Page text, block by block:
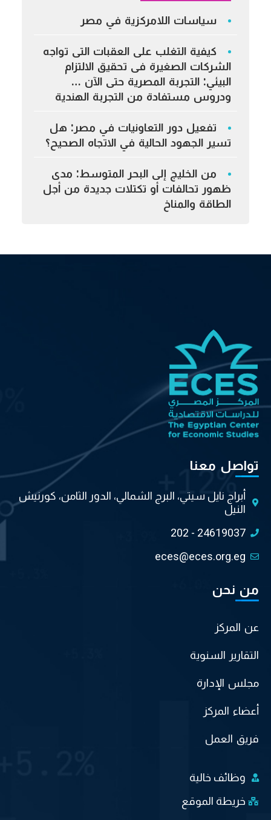
سياسات اللامركزية في مصر
كيفية التغلب على العقبات التى تواجه
الشركات الصغيرة فى تحقيق الالتزام
البيئي: التجربة المصرية حتى الآن …
ودروس مستفادة من التجربة الهندية
تفعيل دور التعاونيات في مصر: هل
تسير الجهود الحالية في الاتجاه الصحيح؟
من الخليج إلى البحر المتوسط: مدى
ظهور تحالفات أو تكتلات جديدة من أجل
الطاقة والمناخ
تواصل معنا
أبراج نايل سيتي، البرج الشمالي، الدور الثامن، كورنيش
النيل
202 - 24619037
eces@eces.org.eg
من نحن
عن المركز
التقارير السنوية
مجلس الإدارة
أعضاء المركز
فريق العمل
وظائف خالية
خريطة الموقع